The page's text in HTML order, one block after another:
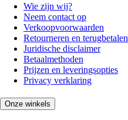
Wie zijn wij?
Neem contact op
Verkoopvoorwaarden
Retourneren en terugbetalen
Juridische disclaimer
Betaalmethoden
Prijzen en leveringsopties
Privacy verklaring
Onze winkels